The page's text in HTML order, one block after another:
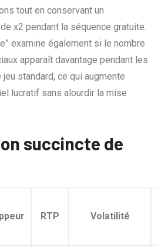
tout en conservant un
x2 pendant la séquence gratuite.
examine également si le nombre
apparaît davantage pendant les
standard, ce qui augmente
lucratif sans alourdir la mise
succincte de
RTP Volatilité